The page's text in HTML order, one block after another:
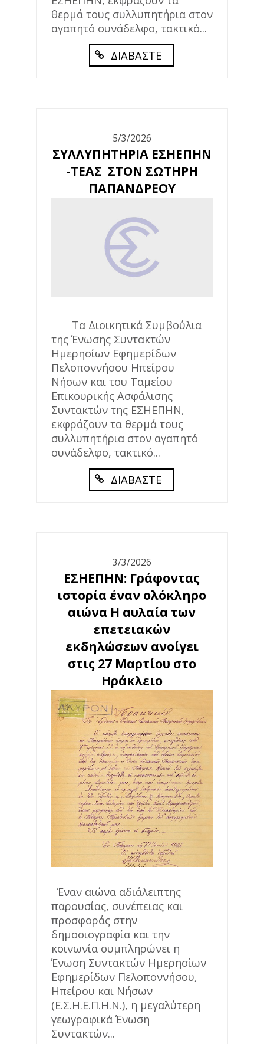
θερμά τους συλλυπητήρια στον
αγαπητό συνάδελφο, τακτικό...
ΔΙΑΒΑΣΤΕ
5/3/2026
ΣΥΛΛΥΠΗΤΗΡΙΑ ΕΣΗΕΠΗΝ
-ΤΕΑΣ ΣΤΟΝ ΣΩΤΗΡΗ
ΠΑΠΑΝΔΡΕΟΥ
Τα Διοικητικά Συμβούλια
της Ένωσης Συντακτών
Ημερησίων Εφημερίδων
Πελοποννήσου Ηπείρου
Νήσων και του Ταμείου
Επικουρικής Ασφάλισης
Συντακτών της ΕΣΗΕΠΗΝ,
εκφράζουν τα θερμά τους
συλλυπητήρια στον αγαπητό
συνάδελφο, τακτικό...
ΔΙΑΒΑΣΤΕ
3/3/2026
ΕΣΗΕΠΗΝ: Γράφοντας
ιστορία έναν ολόκληρο
αιώνα Η αυλαία των
επετειακών
εκδηλώσεων ανοίγει
στις 27 Μαρτίου στο
Ηράκλειο
Έναν αιώνα αδιάλειπτης
παρουσίας, συνέπειας και
προσφοράς στην
δημοσιογραφία και την
κοινωνία συμπληρώνει η
Ένωση Συντακτών Ημερησίων
Εφημερίδων Πελοποννήσου,
Ηπείρου και Νήσων
(Ε.Σ.Η.Ε.Π.Η.Ν.), η μεγαλύτερη
γεωγραφικά Ένωση
Συντακτών...